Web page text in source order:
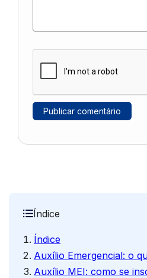
Índice
Índice
Auxílio Emergencial: o
Auxílio MEI: como se